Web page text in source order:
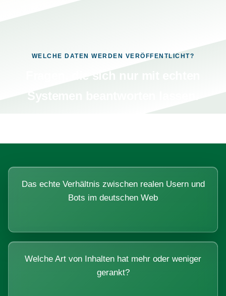
WELCHE DATEN WERDEN VERÖFFENTLICHT?
Das echte Verhältnis zwischen realen Usern und
Bots im deutschen Web
Welche Art von Inhalten hat mehr oder weniger
gerankt?